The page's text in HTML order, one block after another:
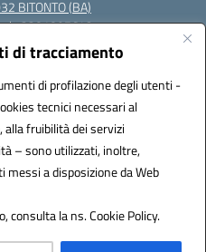
di tracciamento
di profilazione degli utenti -
tecnici necessari al
fruibilità dei servizi
– sono utilizzati, inoltre,
a disposizione da Web
consulta la ns. Cookie Policy.
BITONTO (BA)
3381807642
(IPA): itcvg
☎️ 3520316918
3D Solution S.r.l.